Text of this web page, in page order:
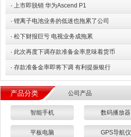
· 上市即脱销 华为Ascend P1
· 锂离子电池业务的低迷也拖累了公司
· 松下财报巨亏 电视业务成拖累
· 此次再度下调存款准备金率意味着货币
· 存款准备金率即将下调 有利提振银行
产品分类 公司产品
智能手机 数码播放器
平板电脑 GPS导航仪